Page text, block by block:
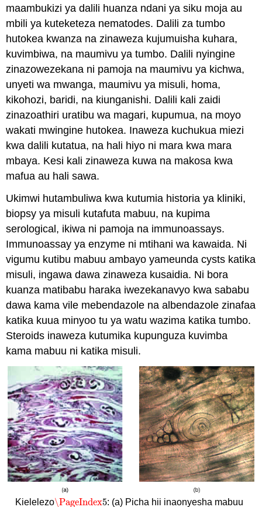
maambukizi ya dalili huanza ndani ya siku moja au
mbili ya kuteketeza nematodes. Dalili za tumbo
hutokea kwanza na zinaweza kujumuisha kuhara,
kuvimbiwa, na maumivu ya tumbo. Dalili nyingine
zinazowezekana ni pamoja na maumivu ya kichwa,
unyeti wa mwanga, maumivu ya misuli, homa,
kikohozi, baridi, na kiunganishi. Dalili kali zaidi
zinazoathiri uratibu wa magari, kupumua, na moyo
wakati mwingine hutokea. Inaweza kuchukua miezi
kwa dalili kutatua, na hali hiyo ni mara kwa mara
mbaya. Kesi kali zinaweza kuwa na makosa kwa
mafua au hali sawa.
Ukimwi hutambuliwa kwa kutumia historia ya kliniki,
biopsy ya misuli kutafuta mabuu, na kupima
serological, ikiwa ni pamoja na immunoassays.
Immunoassay ya enzyme ni mtihani wa kawaida. Ni
vigumu kutibu mabuu ambayo yameunda cysts katika
misuli, ingawa dawa zinaweza kusaidia. Ni bora
kuanza matibabu haraka iwezekanavyo kwa sababu
dawa kama vile mebendazole na albendazole zinafaa
katika kuua minyoo tu ya watu wazima katika tumbo.
Steroids inaweza kutumika kupunguza kuvimba
kama mabuu ni katika misuli.
Kielelezo\PageIndex5
\PageIndex5: (a) Picha hii inaonyesha mabuu